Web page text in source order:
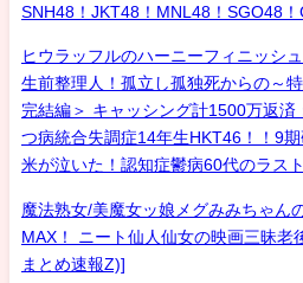
SNH48！JKT48！MNL48！SGO48
ヒウラッフルのハーニーフィニッシ
生前整理人！孤立し孤独死からの～
完結編＞ キャッシング計1500万返済
つ病統合失調症14年生HKT46！！9
米が泣いた！認知症鬱病60代のラス
魔法熟女/美魔女ッ娘メグみみちゃん
MAX！ ニート仙人仙女の映画三昧老
まとめ速報Z)]